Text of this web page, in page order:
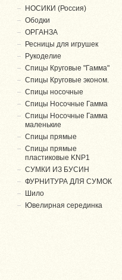
НОСИКИ (Россия)
Ободки
ОРГАНЗА
Ресницы для игрушек
Рукоделие
Спицы Круговые "Гамма"
Спицы Круговые эконом.
Спицы носочные
Спицы Носочные Гамма
Спицы Носочные Гамма
маленькие
Спицы прямые
Спицы прямые
пластиковые KNP1
СУМКИ ИЗ БУСИН
ФУРНИТУРА ДЛЯ СУМОК
Шило
Ювелирная серединка